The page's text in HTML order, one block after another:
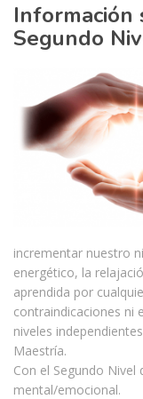
Información
Segundo
incrementar nuestro
energético, la
aprendida por
contraindicaciones ni
niveles
Maestría.
Con el Segundo Nivel
mental/emocional.